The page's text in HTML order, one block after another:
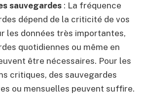
sauvegardes : La fréquence
dépend de la criticité de vos
les données très importantes,
quotidiennes ou même en
être nécessaires. Pour les
critiques, des sauvegardes
ou mensuelles peuvent suffire.